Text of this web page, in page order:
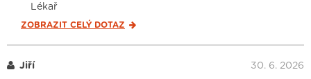
Lékař
ZOBRAZIT CELÝ DOTAZ
Jiří 30. 6. 2026